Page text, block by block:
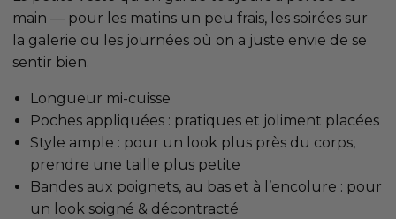
main — pour les matins un peu frais, les soirées sur
la galerie ou les journées où on a juste envie de se
sentir bien.
Longueur mi-cuisse
Poches appliquées : pratiques et joliment placées
Style ample : pour un look plus près du corps,
prendre une taille plus petite
Bandes aux poignets, au bas et à l’encolure : pour
un look soigné & décontracté